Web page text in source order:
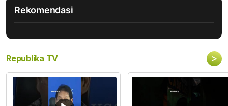
Rekomendasi
Republika TV >